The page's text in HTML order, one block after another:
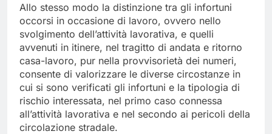
Allo stesso modo la distinzione tra gli infortuni
occorsi in occasione di lavoro, ovvero nello
svolgimento dell’attività lavorativa, e quelli
avvenuti in itinere, nel tragitto di andata e ritorno
casa-lavoro, pur nella provvisorietà dei numeri,
consente di valorizzare le diverse circostanze in
cui si sono verificati gli infortuni e la tipologia di
rischio interessata, nel primo caso connessa
all’attività lavorativa e nel secondo ai pericoli della
circolazione stradale.